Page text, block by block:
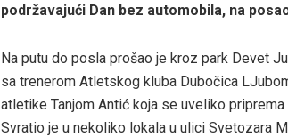
podržavajući Dan bez automobila, na
Na putu do posla prošao je kroz park Devet
sa trenerom Atletskog kluba Dubočica
atletike Tanjom Antić koja se uveliko
Svratio je u nekoliko lokala u ulici Svetozara